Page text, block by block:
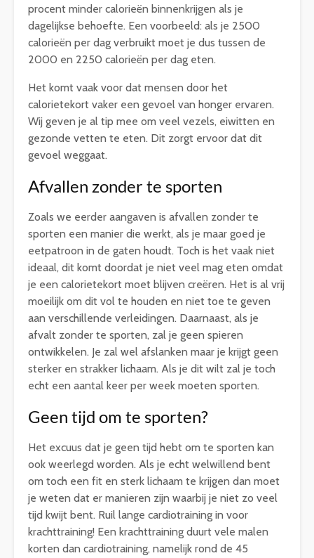
procent minder calorieën binnenkrijgen als je
dagelijkse behoefte. Een voorbeeld: als je 2500
calorieën per dag verbruikt moet je dus tussen de
2000 en 2250 calorieën per dag eten.
Het komt vaak voor dat mensen door het
calorietekort vaker een gevoel van honger ervaren.
Wij geven je al tip mee om veel vezels, eiwitten en
gezonde vetten te eten. Dit zorgt ervoor dat dit
gevoel weggaat.
Afvallen zonder te sporten
Zoals we eerder aangaven is afvallen zonder te
sporten een manier die werkt, als je maar goed je
eetpatroon in de gaten houdt. Toch is het vaak niet
ideaal, dit komt doordat je niet veel mag eten omdat
je een calorietekort moet blijven creëren. Het is al vrij
moeilijk om dit vol te houden en niet toe te geven
aan verschillende verleidingen. Daarnaast, als je
afvalt zonder te sporten, zal je geen spieren
ontwikkelen. Je zal wel afslanken maar je krijgt geen
sterker en strakker lichaam. Als je dit wilt zal je toch
echt een aantal keer per week moeten sporten.
Geen tijd om te sporten?
Het excuus dat je geen tijd hebt om te sporten kan
ook weerlegd worden. Als je echt welwillend bent
om toch een fit en sterk lichaam te krijgen dan moet
je weten dat er manieren zijn waarbij je niet zo veel
tijd kwijt bent. Ruil lange cardiotraining in voor
krachttraining! Een krachttraining duurt vele malen
korten dan cardiotraining, namelijk rond de 45